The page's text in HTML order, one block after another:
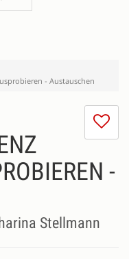
- Austauschen
I
-
Stellmann